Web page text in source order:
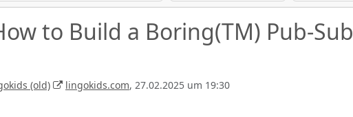
to Build a Boring(TM) Pub-Sub
(old) lingokids.com, 27.02.2025 um 19:30